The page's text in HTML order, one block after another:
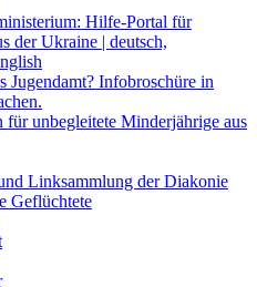
Hilfe-Portal für
der Ukraine | deutsch,
Jugendamt? Infobroschüre in
für unbegleitete Minderjährige aus
Linksammlung der Diakonie
Geflüchtete